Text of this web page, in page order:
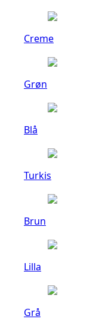
Creme
Grøn
Blå
Turkis
Brun
Lilla
Grå